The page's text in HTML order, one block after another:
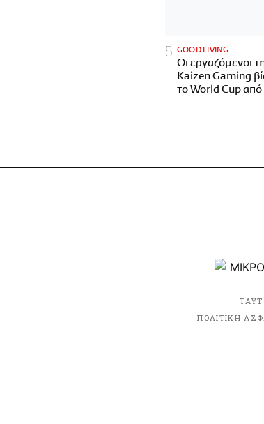
GOOD LIVING
Οι εργαζόμενοι
Kaizen Gaming
το World Cup
ΠΟΛΙΤΙΚΗ